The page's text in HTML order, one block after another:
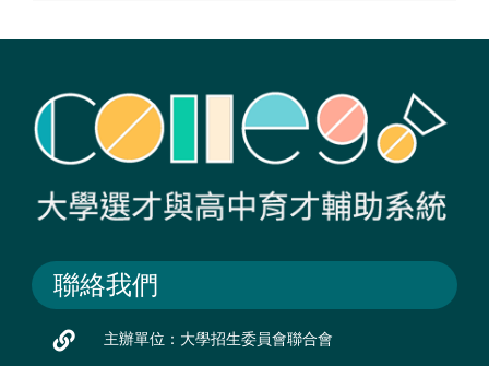
聯絡我們
主辦單位：大學招生委員會聯合會